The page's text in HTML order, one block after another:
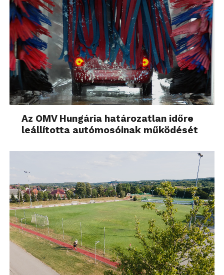
Az OMV Hungária határozatlan időre
leállította autómosóinak működését